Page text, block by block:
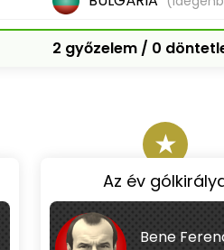
2 győzelem / 0
★
Az év
Bene